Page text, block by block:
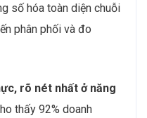
số hóa toàn diện chuỗi
phân phối và đo
rõ nét nhất ở năng
thấy 92% doanh